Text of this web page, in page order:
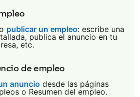
publicar un empleoopens in a new
: escribe una
publica el anuncio en tu
etc.
de empleo
anuncio opens in a new tab
desde las páginas
o Resumen del empleo.